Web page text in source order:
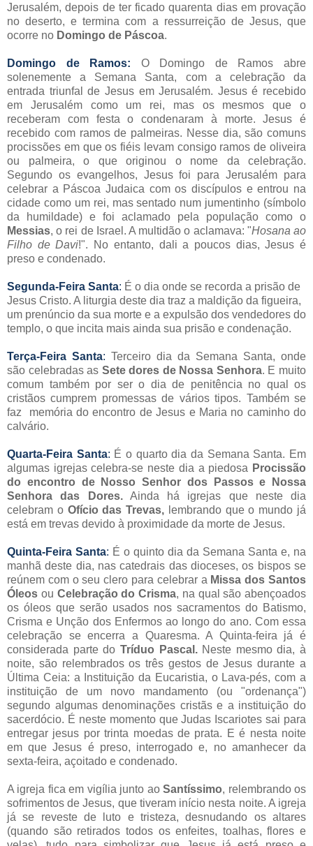
Jerusalém, depois de ter ficado quarenta dias em provação
no deserto, e termina com a ressurreição de Jesus, que
ocorre no Domingo de Páscoa.
Domingo de Ramos:
O Domingo de Ramos abre
solenemente a Semana Santa, com a celebração da
entrada triunfal de Jesus em Jerusalém. Jesus é recebido
em Jerusalém como um rei, mas os mesmos que o
receberam com festa o condenaram à morte. Jesus é
recebido com ramos de palmeiras. Nesse dia, são comuns
procissões em que os fiéis levam consigo ramos de oliveira
ou palmeira, o que originou o nome da celebração.
Segundo os evangelhos, Jesus foi para Jerusalém para
celebrar a Páscoa Judaica com os discípulos e entrou na
cidade como um rei, mas sentado num jumentinho (símbolo
da humildade) e foi aclamado pela população como o
Messias, o rei de Israel. A multidão o aclamava: "Hosana ao
Filho de Davi!". No entanto, dali a poucos dias, Jesus é
preso e condenado.
Segunda-Feira Santa: É o dia onde se recorda a prisão de
Jesus Cristo. A liturgia deste dia traz a maldição da figueira,
um prenúncio da sua morte e a expulsão dos vendedores do
templo, o que incita mais ainda sua prisão e condenação.
Terça-Feira Santa: Terceiro dia da Semana Santa, onde
são celebradas as Sete dores de Nossa Senhora. E muito
comum também por ser o dia de penitência no qual os
cristãos cumprem promessas de vários tipos. Também se
faz memória do encontro de Jesus e Maria no caminho do
calvário.
Quarta-Feira Santa: É o quarto dia da Semana Santa. Em
algumas igrejas celebra-se neste dia a piedosa Procissão
do encontro de Nosso Senhor dos Passos e Nossa
Senhora das Dores.Ainda há igrejas que neste dia
celebram o Ofício das Trevas, lembrando que o mundo já
está em trevas devido à proximidade da morte de Jesus.
Quinta-Feira Santa: É o quinto dia da Semana Santa e, na
manhã deste dia, nas catedrais das dioceses, os bispos se
reúnem com o seu clero para celebrar a Missa dos Santos
Óleos ou Celebração do Crisma, na qual são abençoados
os óleos que serão usados nos sacramentos do Batismo,
Crisma e Unção dos Enfermos ao longo do ano. Com essa
celebração se encerra a Quaresma. A Quinta-feira já é
considerada parte do Tríduo Pascal. Neste mesmo dia, à
noite, são relembrados os três gestos de Jesus durante a
Última Ceia: a Instituição da Eucaristia, o Lava-pés, com a
instituição de um novo mandamento (ou "ordenança")
segundo algumas denominações cristãs e a instituição do
sacerdócio. É neste momento que Judas Iscariotes sai para
entregar jesus por trinta moedas de prata. E é nesta noite
em que Jesus é preso, interrogado e, no amanhecer da
sexta-feira, açoitado e condenado.
A igreja fica em vigília junto aoSantíssimo, relembrando os
sofrimentos de Jesus, que tiveram início nesta noite. A igreja
já se reveste de luto e tristeza, desnudando os altares
(quando são retirados todos os enfeites, toalhas, flores e